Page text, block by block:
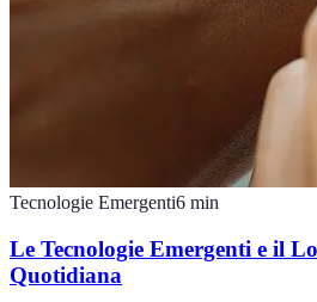
Tecnologie Emergenti6 min
Le Tecnologie Emergenti e il
Quotidiana